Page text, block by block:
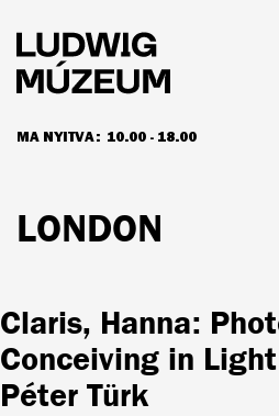
tartalomra
MA NYITVA: 10.00 - 18.00
NYITVATARTÁS ÉS JEGYÁRAK
LONDON
Claris, Hanna:
Conceiving in
Péter Türk